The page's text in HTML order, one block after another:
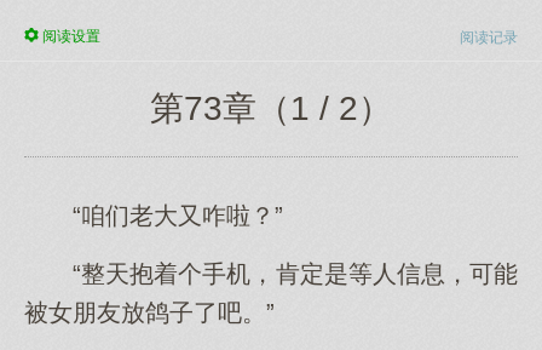
阅读记录
阅读设置
第73章（1 / 2）
“咱们老大又咋啦？”
“整天抱着个手机，肯定是等人信息，可能
被女朋友放鸽子了吧。”